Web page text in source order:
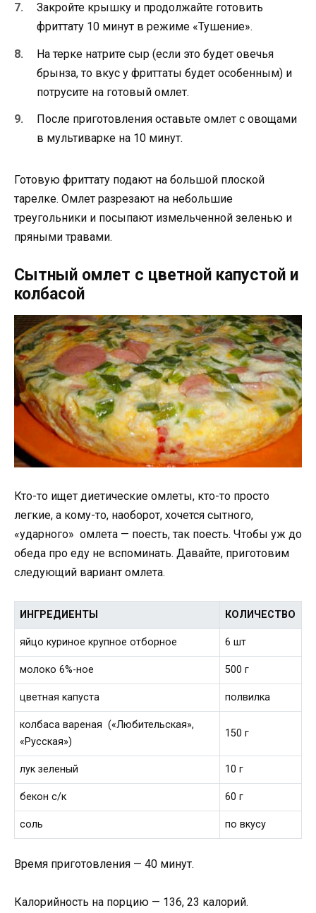
Закройте крышку и продолжайте готовить
фриттату 10 минут в режиме «Тушение».
На терке натрите сыр (если это будет овечья
брынза, то вкус у фриттаты будет особенным) и
потрусите на готовый омлет.
После приготовления оставьте омлет с овощами
в мультиварке на 10 минут.
Готовую фриттату подают на большой плоской
тарелке. Омлет разрезают на небольшие
треугольники и посыпают измельченной зеленью и
пряными травами.
Сытный омлет с цветной капустой и
колбасой
Кто-то ищет диетические омлеты, кто-то просто
легкие, а кому-то, наоборот, хочется сытного,
«ударного» омлета — поесть, так поесть. Чтобы уж до
обеда про еду не вспоминать. Давайте, приготовим
следующий вариант омлета.
ИНГРЕДИЕНТЫ КОЛИЧЕСТВО
яйцо куриное крупное отборное 6 шт
молоко 6%-ное 500 г
цветная капуста полвилка
колбаса вареная («Любительская»,
«Русская»)
150 г
лук зеленый 10 г
бекон с/к 60 г
соль по вкусу
Время приготовления — 40 минут.
Калорийность на порцию — 136, 23 калорий.